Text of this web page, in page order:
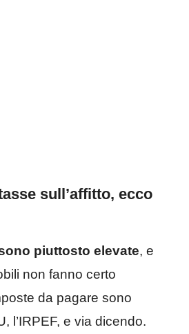
sull’affitto, ecco
piuttosto elevate, e
non fanno certo
da pagare sono
l’IRPEF, e via dicendo.